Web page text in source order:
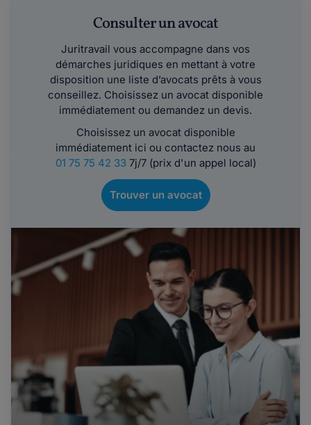
Consulter un avocat
Juritravail vous accompagne dans vos
démarches juridiques en mettant à votre
disposition une liste d’avocats prêts à vous
conseillez. Choisissez un avocat disponible
immédiatement ou demandez un devis.
Choisissez un avocat disponible
immédiatement ici ou contactez nous au
01 75 75 42 337j/7 (prix d'un appel local)
Trouver un avocat